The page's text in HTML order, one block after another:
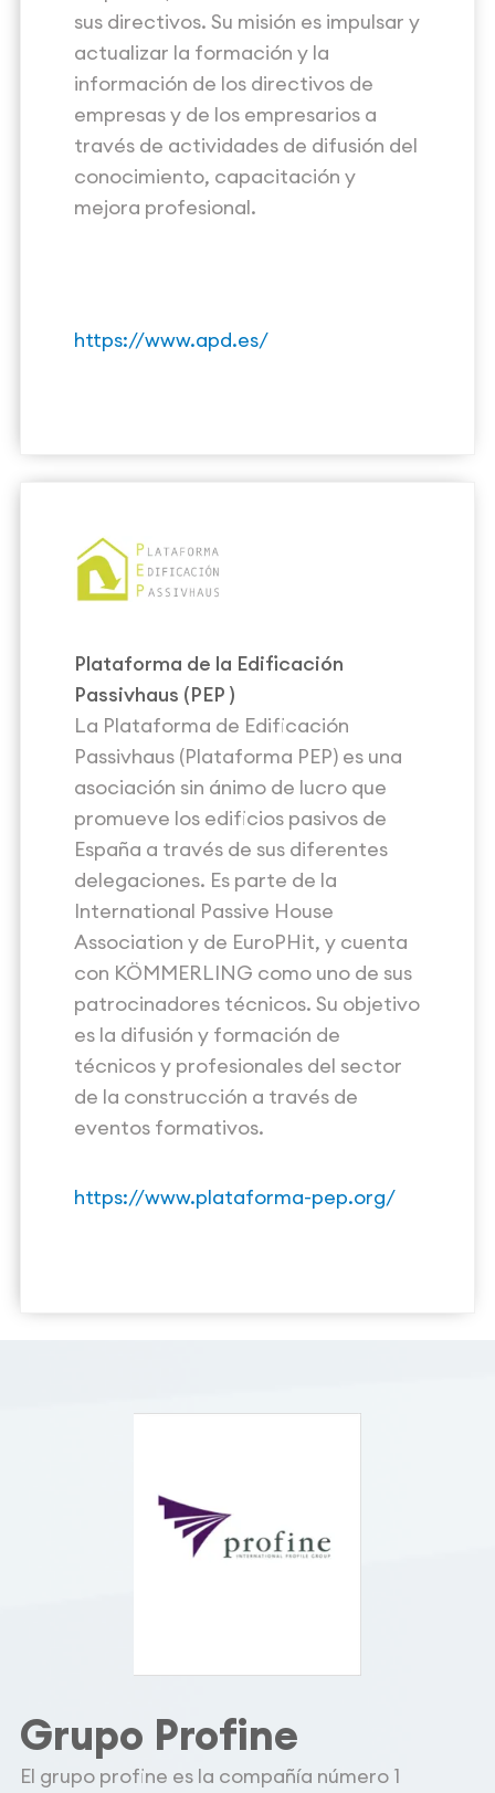
sus directivos. Su misión es impulsar y
actualizar la formación y la
información de los directivos de
empresas y de los empresarios a
través de actividades de difusión del
conocimiento, capacitación y
mejora profesional.
https://www.apd.es/
Plataforma de la Edificación
Passivhaus (PEP)
La Plataforma de Edificación
Passivhaus (Plataforma PEP) es una
asociación sin ánimo de lucro que
promueve los edificios pasivos de
España a través de sus diferentes
delegaciones. Es parte de la
International Passive House
Association y de EuroPHit, y cuenta
con KÖMMERLING como uno de sus
patrocinadores técnicos. Su objetivo
es la difusión y formación de
técnicos y profesionales del sector
de la construcción a través de
eventos formativos.
https://www.plataforma-pep.org/
Grupo Profine
El grupo profine es la compañía número 1